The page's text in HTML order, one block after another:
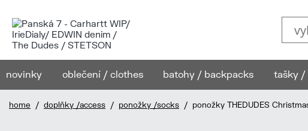
novinky oblečení / clothes batohy / backpacks tašky /
home / doplňky /access / ponožky /socks / ponožky THEDUDES